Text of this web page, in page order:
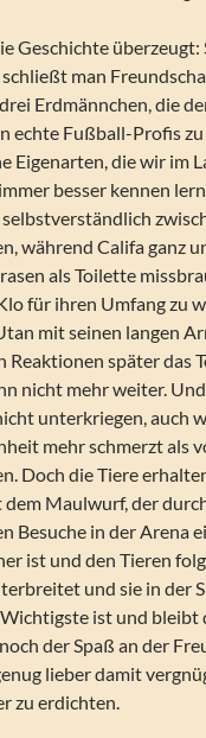
Geschichte überzeugt:
man
Erdmännchen, die
echte Fußball-Profis
Eigenarten, die wir im
besser kennen
während Califa ganz
als Toilette
für ihren Umfang zu
mit seinen langen
Reaktionen später das
nicht mehr weiter.
unterkriegen, auch
mehr schmerzt als
Doch die Tiere
Maulwurf, der
Besuche in der Arena
ist und den Tieren
und sie in der
ist und bleibt
der Spaß an der
lieber damit
zu erdichten.